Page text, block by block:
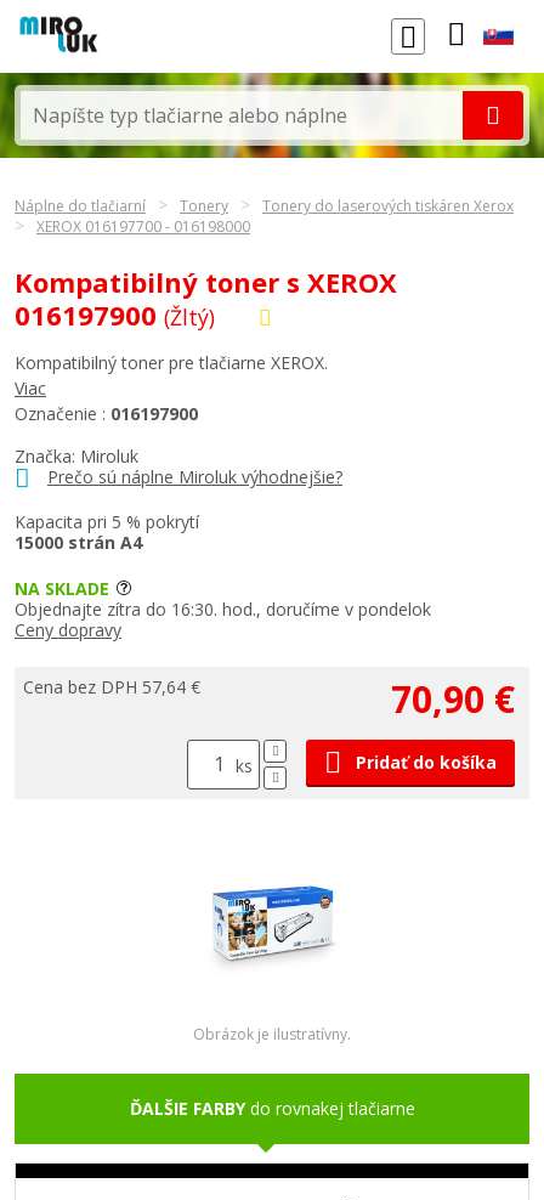
Náplne do tlačiarní Tonery
Tonery do laserových tiskáren Xerox
XEROX 016197700 - 016198000
Kompatibilný toner s XEROX
016197900 (Žltý)
Značka: Miroluk
Prečo sú náplne Miroluk výhodnejšie?
Kapacita pri 5 % pokrytí
15000 strán A4
Kompatibilný toner pre tlačiarne XEROX.
Viac
Označenie : 016197900
NA SKLADE
Objednajte zítra do 16:30. hod., doručíme v pondelok
Ceny dopravy
Cena bez DPH 57,64 € 70,90 €
ks Pridať do košíka
Obrázok je ilustratívny.
ĎALŠIE FARBYdo rovnakej tlačiarne